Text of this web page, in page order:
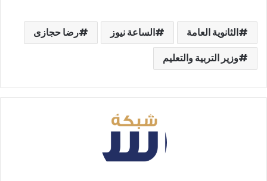
الثانوية العامة الساعة نيوز
رضا حجازى
وزير التربية والتعليم